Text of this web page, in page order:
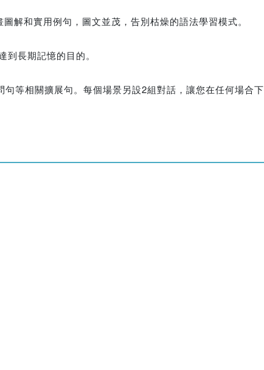
解和實用例句，圖文並茂，告別枯燥的語法學習模式。
長期記憶的目的。
等相關擴展句。每個場景另設2組對話，讓您在任何場合下